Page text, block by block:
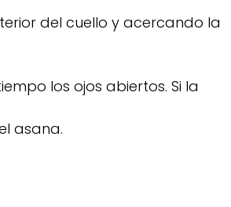
del cuello y acercando la
los ojos abiertos. Si la
asana.